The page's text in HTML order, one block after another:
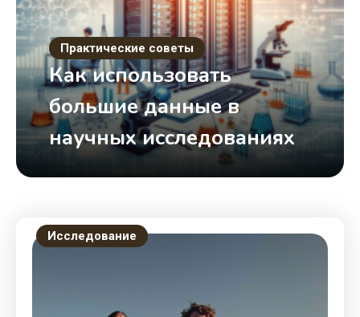
Практические советы
Как использовать
большие данные в
научных исследованиях
Исследование